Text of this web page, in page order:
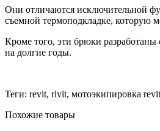
Они отличаются исключительной
съемной термоподкладке, которую
Кроме того, эти брюки
на долгие годы.
Теги: revit, rivit, мотоэкипировка
Похожие товары